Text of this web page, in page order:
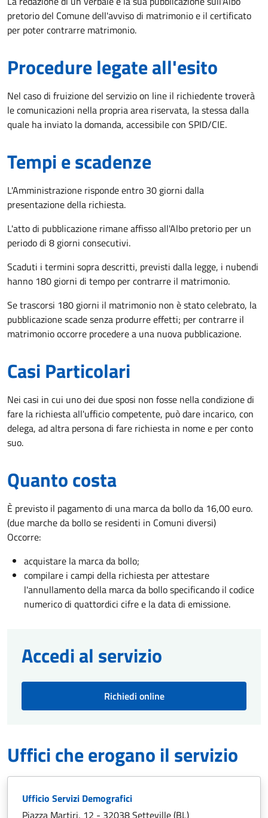
pretorio del Comune dell'avviso di matrimonio e il certificato
per poter contrarre matrimonio.
Procedure legate all'esito
Nel caso di fruizione del servizio on line il richiedente troverà
le comunicazioni nella propria area riservata, la stessa dalla
quale ha inviato la domanda, accessibile con SPID/CIE.
Tempi e scadenze
L'Amministrazione risponde entro 30 giorni dalla
presentazione della richiesta.
L'atto di pubblicazione rimane affisso all'Albo pretorio per un
periodo di 8 giorni consecutivi.
Scaduti i termini sopra descritti, previsti dalla legge, i nubendi
hanno 180 giorni di tempo per contrarre il matrimonio.
Se trascorsi 180 giorni il matrimonio non è stato celebrato, la
pubblicazione scade senza produrre effetti; per contrarre il
matrimonio occorre procedere a una nuova pubblicazione.
Casi Particolari
Nei casi in cui uno dei due sposi non fosse nella condizione di
fare la richiesta all'ufficio competente, può dare incarico, con
delega, ad altra persona di fare richiesta in nome e per conto
suo.
Quanto costa
È previsto il pagamento di una marca da bollo da 16,00 euro.
(due marche da bollo se residenti in Comuni diversi)
Occorre:
acquistare la marca da bollo;
compilare i campi della richiesta per attestare
l'annullamento della marca da bollo specificando il codice
numerico di quattordici cifre e la data di emissione.
Accedi al servizio
Richiedi online
Uffici che erogano il servizio
Ufficio Servizi Demografici
Piazza Martiri, 12 - 32038 Setteville (BL)